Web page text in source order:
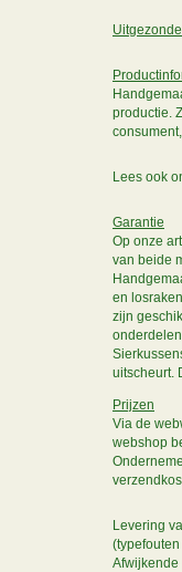
productie.
Lees ook
Garantie
Op onze
van beide
en
zijn
uitscheurt.
Prijzen
Via de
webshop
Levering
Afwijkende